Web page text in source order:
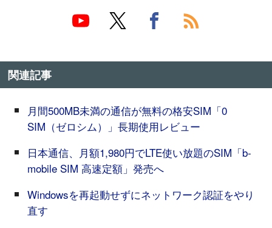
関連記事
月間500MB未満の通信が無料の格安SIM「0
SIM（ゼロシム）」長期使用レビュー
日本通信、月額1,980円でLTE使い放題のSIM「b-
mobile SIM 高速定額」発売へ
Windowsを再起動せずにネットワーク認証をやり
直す